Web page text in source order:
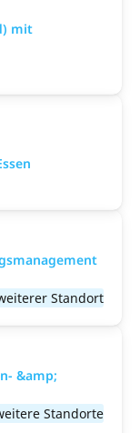
mit
Standort
&amp;
Standorte